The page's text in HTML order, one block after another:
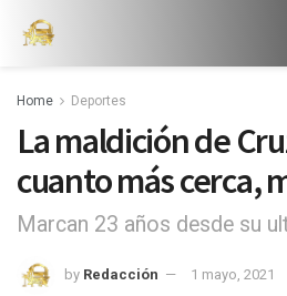
Home Deportes
La maldición de
cuanto más cerca,
Marcan 23 años desde su
by Redacción
1 mayo, 2021